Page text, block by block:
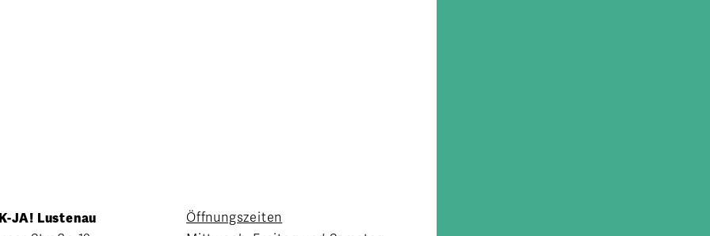
JA! Lustenau
Öffnungszeiten